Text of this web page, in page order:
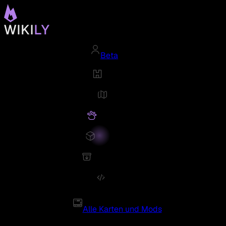
Beta
Alle Karten und Mods